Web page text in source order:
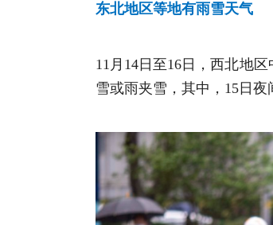
东北地区等地有雨雪天气
11月14日至16日，西北地
雪或雨夹雪，其中，15日